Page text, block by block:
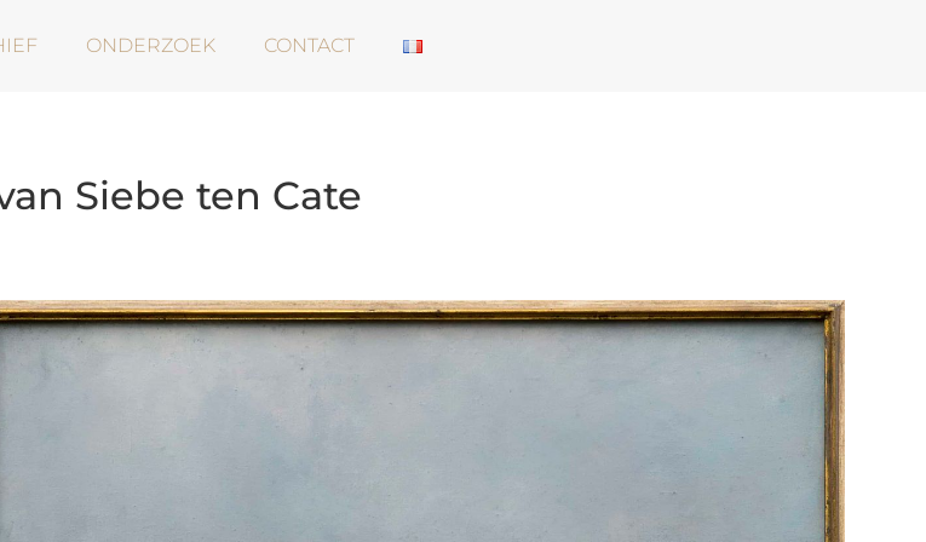
ONDERZOEK CONTACT
Siebe ten Cate